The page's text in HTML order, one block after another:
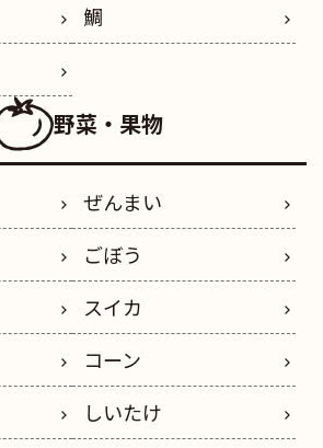
鯛
野菜・果物
ぜんまい
ごぼう
スイカ
コーン
しいたけ